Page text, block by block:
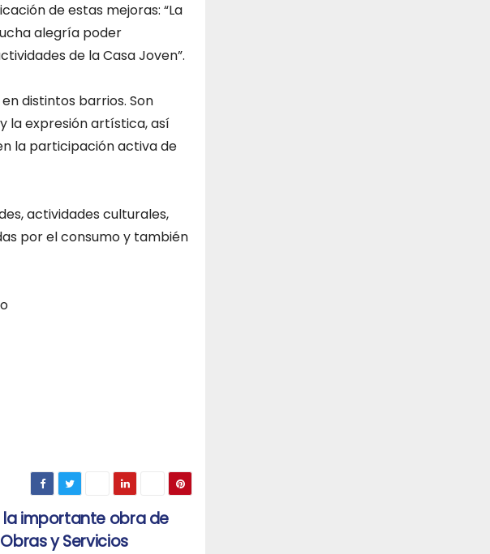
de estas mejoras: “La
alegría poder
de la Casa Joven”.
distintos barrios. Son
la expresión artística, así
la participación activa de
actividades culturales,
por el consumo y también
la importante obra de
y Servicios